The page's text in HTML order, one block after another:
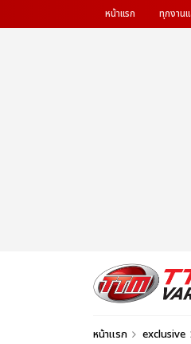
หน้าแรก ทุกงาน
หน้าแรก exclusive